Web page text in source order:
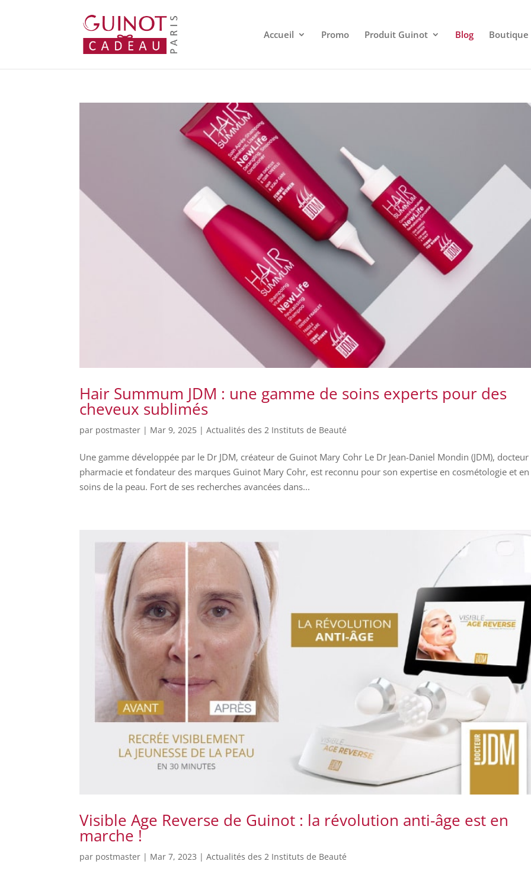
Accueil Promo Produit Guinot Blog Boutique
Hair Summum JDM : une gamme de soins experts pour des
cheveux sublimés
par postmaster | Mar 9, 2025 |Actualités des 2 Instituts de Beauté
Une gamme développée par le Dr JDM, créateur de Guinot Mary Cohr Le Dr Jean-Daniel Mondin (JDM), docteur
pharmacie et fondateur des marques Guinot Mary Cohr, est reconnu pour son expertise en cosmétologie et en
soins de la peau. Fort de ses recherches avancées dans...
Visible Age Reverse de Guinot : la révolution anti-âge est en
marche !
par postmaster | Mar 7, 2023 |Actualités des 2 Instituts de Beauté